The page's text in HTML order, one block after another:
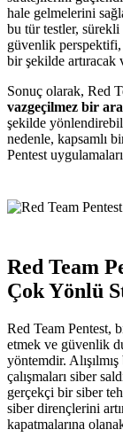
hale gelmelerini
bu tür testler,
güvenlik
bir şekilde artıracak
Sonuç olarak, Red
vazgeçilmez bir
şekilde
nedenle, kapsamlı
Pentest
Red Team
Çok Yönlü
Red Team Pentest,
etmek ve güvenlik
yöntemdir.
çalışmaları siber
gerçekçi bir siber
siber dirençlerini
kapatmalarına